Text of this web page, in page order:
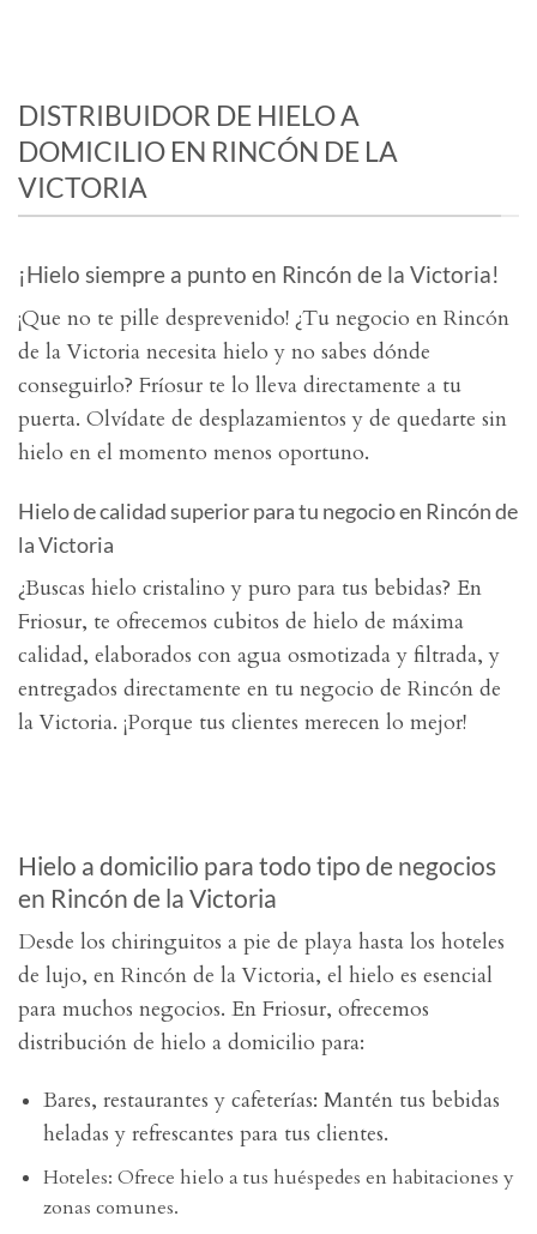
DISTRIBUIDOR DE HIELO A
DOMICILIO EN RINCÓN DE LA
VICTORIA
¡Hielo siempre a punto en Rincón de la Victoria!
¡Que no te pille desprevenido! ¿Tu negocio en Rincón
de la Victoria necesita hielo y no sabes dónde
conseguirlo? Fríosur te lo lleva directamente a tu
puerta. Olvídate de desplazamientos y de quedarte sin
hielo en el momento menos oportuno.
Hielo de calidad superior para tu negocio en Rincón de
la Victoria
¿Buscas hielo cristalino y puro para tus bebidas? En
Friosur, te ofrecemos cubitos de hielo de máxima
calidad, elaborados con agua osmotizada y filtrada, y
entregados directamente en tu negocio de Rincón de
la Victoria. ¡Porque tus clientes merecen lo mejor!
Hielo a domicilio para todo tipo de negocios
en Rincón de la Victoria
Desde los chiringuitos a pie de playa hasta los hoteles
de lujo, en Rincón de la Victoria, el hielo es esencial
para muchos negocios. En Friosur, ofrecemos
distribución de hielo a domicilio para:
Bares, restaurantes y cafeterías: Mantén tus bebidas
heladas y refrescantes para tus clientes.
Hoteles: Ofrece hielo a tus huéspedes en habitaciones y
zonas comunes.